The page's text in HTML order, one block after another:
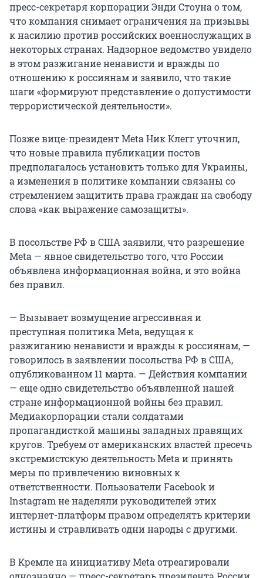
пресс-секретаря корпорации Энди Стоуна о том,
что компания снимает ограничения на призывы
к насилию против российских военнослужащих в
некоторых странах. Надзорное ведомство увидело
в этом разжигание ненависти и вражды по
отношению к россиянам и заявило, что такие
шаги «формируют представление о допустимости
террористической деятельности».
Позже вице-президент Meta Ник Клегг уточнил,
что новые правила публикации постов
предполагалось установить только для Украины,
а изменения в политике компании связаны со
стремлением защитить права граждан на свободу
слова «как выражение самозащиты».
В посольстве РФ в США заявили, что разрешение
Meta — явное свидетельство того, что России
объявлена информационная война, и это война
без правил.
— Вызывает возмущение агрессивная и
преступная политика Meta, ведущая к
разжиганию ненависти и вражды к россиянам, —
говорилось в заявлении посольства РФ в США,
опубликованном 11 марта. — Действия компании
— еще одно свидетельство объявленной нашей
стране информационной войны без правил.
Медиакорпорации стали солдатами
пропагандисткой машины западных правящих
кругов. Требуем от американских властей пресечь
экстремистскую деятельность Meta и принять
меры по привлечению виновных к
ответственности. Пользователи Facebook и
Instagram не наделяли руководителей этих
интернет-платформ правом определять критерии
истины и стравливать одни народы с другими.
В Кремле на инициативу Meta отреагировали